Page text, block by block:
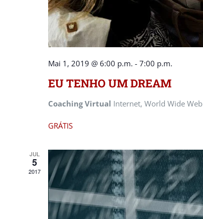
Mai 1, 2019 @ 6:00 p.m. - 7:00 p.m.
EU TENHO UM DREAM
Coaching Virtual Internet, World Wide Web
GRÁTIS
JUL
5
2017